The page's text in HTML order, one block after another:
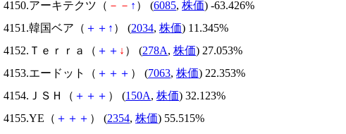
4150.アーキテクツ（ － － ↑ ） (6085, 株価) -63.426%
4151.韓国ベア（ ＋ ＋ ↑ ） (2034, 株価) 11.345%
4152.Ｔｅｒｒａ（ ＋ ＋ ↓ ） (278A, 株価) 27.053%
4153.エードット（ ＋ ＋ ＋ ） (7063, 株価) 22.353%
4154.ＪＳＨ（ ＋ ＋ ＋ ） (150A, 株価) 32.123%
4155.YE（ ＋ ＋ ＋ ） (2354, 株価) 55.515%